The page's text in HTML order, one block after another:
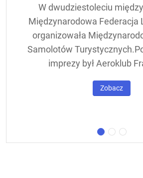
W dwudziestoleciu
Międzynarodowa Federacja
organizowała
Samolotów
imprezy był Aeroklub
de Tourisme – zawody
trasie znajdowała się m.in.
Zobacz